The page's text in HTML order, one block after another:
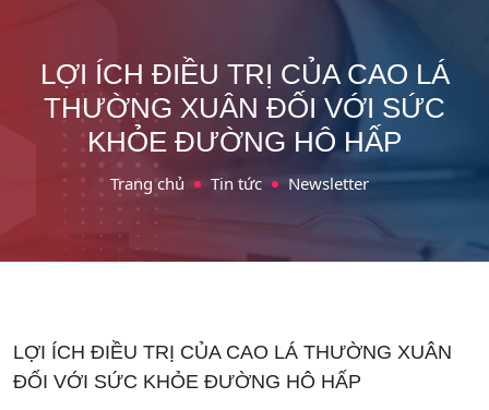
LỢI ÍCH ĐIỀU TRỊ CỦA CAO LÁ
THƯỜNG XUÂN ĐỐI VỚI SỨC
KHỎE ĐƯỜNG HÔ HẤP
Trang chủ Tin tức Newsletter
LỢI ÍCH ĐIỀU TRỊ CỦA CAO LÁ THƯỜNG XUÂN
ĐỐI VỚI SỨC KHỎE ĐƯỜNG HÔ HẤP